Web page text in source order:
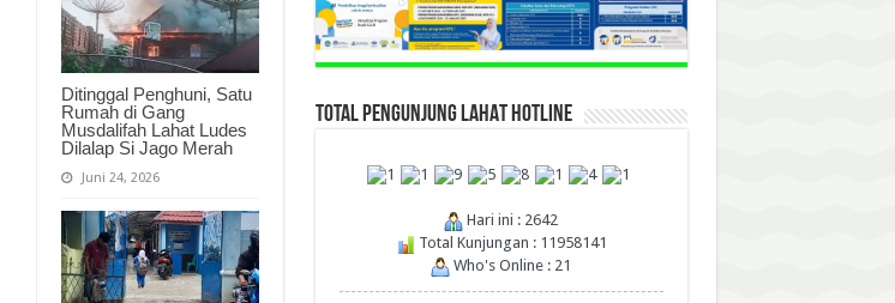
Ditinggal Penghuni, Satu
Rumah di Gang
Musdalifah Lahat Ludes
Dilalap Si Jago Merah
Juni 24, 2026
TOTAL PENGUNJUNG LAHAT HOTLINE
Hari ini : 2642
Total Kunjungan : 11958141
Who's Online : 21